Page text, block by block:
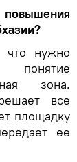
нужно
зона.
все
площадку
ее